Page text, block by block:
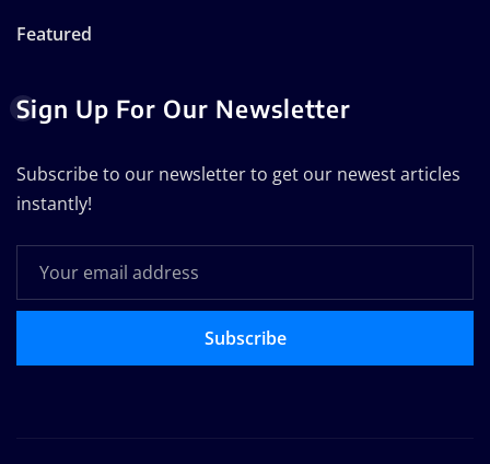
Featured
Sign Up For Our Newsletter
Subscribe to our newsletter to get our newest articles
instantly!
Subscribe